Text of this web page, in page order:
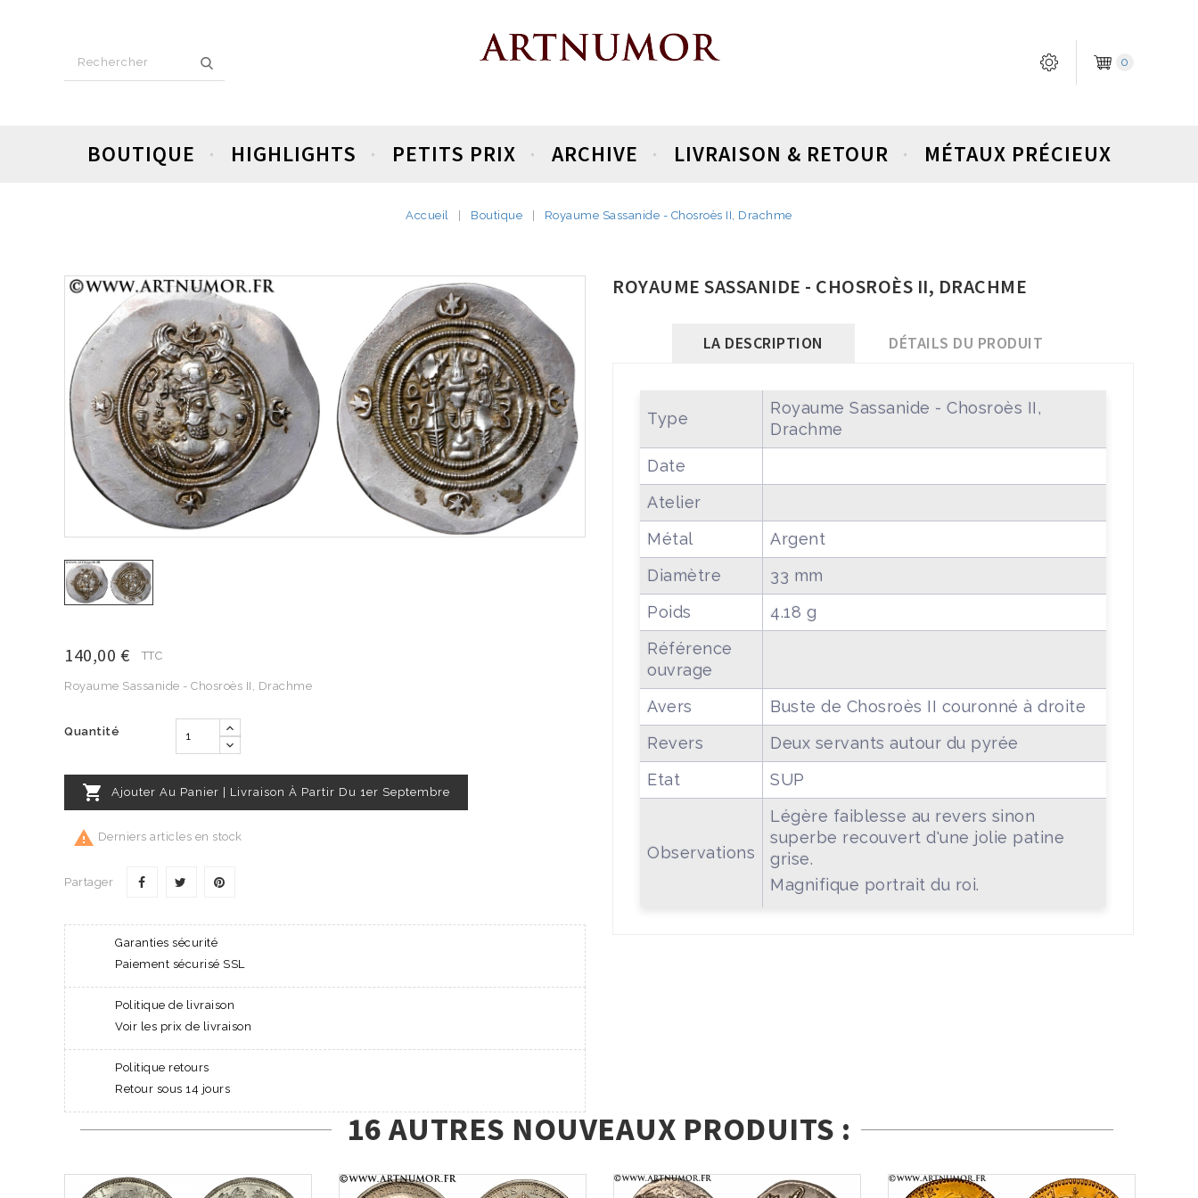
0
BOUTIQUE HIGHLIGHTS PETITS PRIX ARCHIVE LIVRAISON & RETOUR MÉTAUX PRÉCIEUX
Accueil Boutique Royaume Sassanide - Chosroès II, Drachme
140,00 € TTC
Royaume Sassanide - Chosroès II, Drachme
Quantité
 Ajouter Au Panier | Livraison À Partir Du 1er Septembre
 Derniers articles en stock
Partager
Garanties sécurité
Paiement sécurisé SSL
Politique de livraison
Voir les prix de livraison
Politique retours
Retour sous 14 jours
ROYAUME SASSANIDE - CHOSROÈS II, DRACHME
LA DESCRIPTION DÉTAILS DU PRODUIT
Type
Royaume Sassanide - Chosroès II,
Drachme
Date
Atelier
Métal
Argent
Diamètre
33 mm
Poids
4.18 g
Référence
ouvrage
Avers
Buste de Chosroès II couronné à droite
Revers
Deux servants autour du pyrée
Etat
SUP
Observations
Légère faiblesse au revers sinon
superbe recouvert d'une jolie patine
grise.
Magnifique portrait du roi.
16 AUTRES NOUVEAUX PRODUITS :